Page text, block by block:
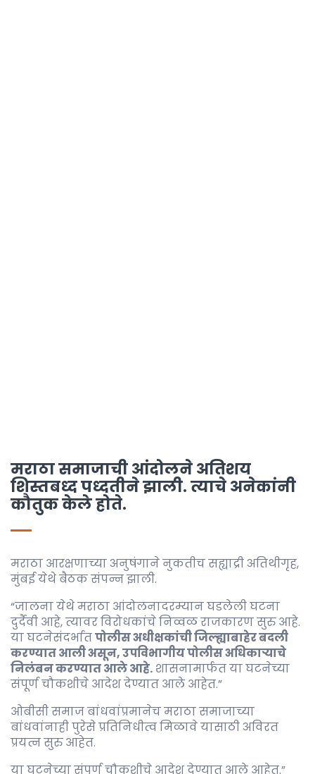
मराठा समाजाची आंदोलने अतिशय
शिस्तबध्द पध्दतीने झाली. त्याचे अनेकांनी
कौतुक केले होते.
मराठा आरक्षणाच्या अनुषंगाने नुकतीच सह्याद्री अतिथीगृह,
मुंबई येथे बैठक संपन्न झाली.
“जालना येथे मराठा आंदोलनादरम्यान घडलेली घटना
दुर्दैवी आहे, त्यावर विरोधकांचे निव्वळ राजकारण सुरु आहे.
या घटनेसंदर्भातपोलीस अधीक्षकांची जिल्ह्याबाहेर बदली
करण्यात आली असून, उपविभागीय पोलीस अधिकाऱ्याचे
निलंबन करण्यात आले आहे. शासनामार्फत या घटनेच्या
संपूर्ण चौकशीचे आदेश देण्यात आले आहेत.”
ओबीसी समाज बांधवांप्रमानेच मराठा समाजाच्या
बांधवांनाही पुरेसे प्रतिनिधीत्व मिळावे यासाठी अविरत
प्रयत्न सुरु आहेत.
या घटनेच्या संपूर्ण चौकशीचे आदेश देण्यात आले आहेत.”